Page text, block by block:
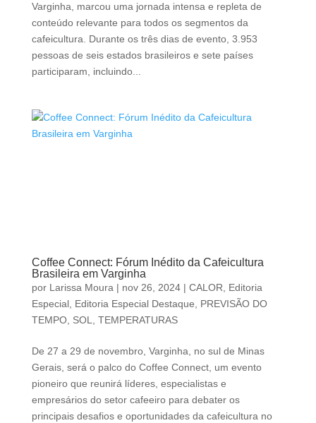
Varginha, marcou uma jornada intensa e repleta de
conteúdo relevante para todos os segmentos da
cafeicultura. Durante os três dias de evento, 3.953
pessoas de seis estados brasileiros e sete países
participaram, incluindo...
Coffee Connect: Fórum Inédito da Cafeicultura
Brasileira em Varginha
por Larissa Moura | nov 26, 2024| CALOR
Editoria
Especial, Editoria Especial Destaque
PREVISÃO DO
TEMPO, SOL TEMPERATURAS
De 27 a 29 de novembro, Varginha, no sul de Minas
Gerais, será o palco do Coffee Connect, um evento
pioneiro que reunirá líderes, especialistas e
empresários do setor cafeeiro para debater os
principais desafios e oportunidades da cafeicultura no